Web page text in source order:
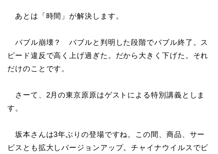
あとは「時間」が解決します。
バブル崩壊？ バブルと判明した段階でバブル終了。ス
ピード違反で高く上げ過ぎた。だから大きく下げた。それ
だけのことです。
さーて、2月の東京原原はゲストによる特別講義としま
す。
坂本さんは3年ぶりの登場ですね。この間、商品、サー
ビスとも拡大しバージョンアップ。チャイナウイルスでビ